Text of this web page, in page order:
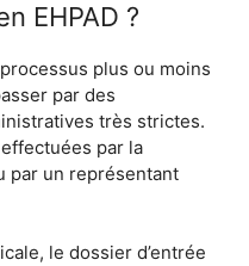
EHPAD ?
processus plus ou moins
par des
très strictes.
par la
par un représentant
le dossier d’entrée